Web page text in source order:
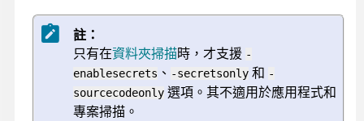
註：
只有在資料夾掃描時，才支援 -
enablesecrets 、 -secretsonly 和 -
sourcecodeonly 選項。其不適用於應用程式和
專案掃描。